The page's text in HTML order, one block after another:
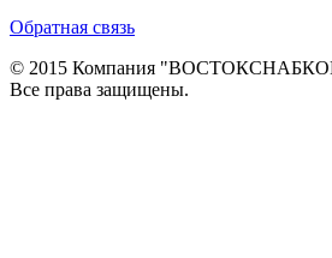
Обратная связь
© 2015 Компания
Все права защищены.